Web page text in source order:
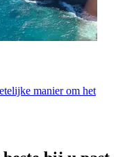
manier om het